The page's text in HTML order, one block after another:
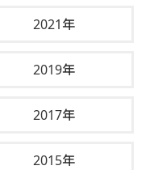
2021年
2019年
2017年
2015年